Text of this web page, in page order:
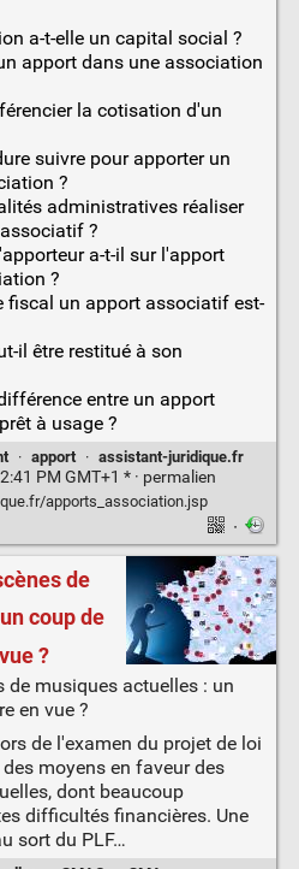
a-t-elle un capital social ?
apport dans une association
la cotisation d'un
suivre pour apporter un
?
administratives réaliser
?
a-t-il sur l'apport
?
fiscal un apport associatif est-
il être restitué à son
entre un apport
à usage ?
· apport · assistant-juridique.fr
PM GMT+1 * · permalien
apports_association.jsp
·
de
coup de
?
de musiques actuelles : un
en vue ?
de l'examen du projet de loi
moyens en faveur des
dont beaucoup
difficultés financières. Une
sort du PLF…